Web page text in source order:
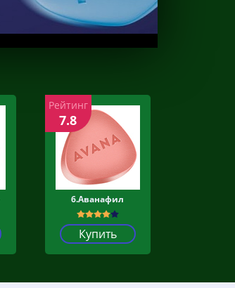
6.Аванафил
Купить
Рейтинг
7.8